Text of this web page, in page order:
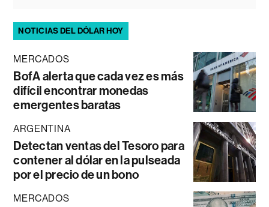
NOTICIAS DEL DÓLAR HOY
MERCADOS
BofA alerta que cada vez es más
difícil encontrar monedas
emergentes baratas
ARGENTINA
Detectan ventas del Tesoro para
contener al dólar en la pulseada
por el precio de un bono
MERCADOS